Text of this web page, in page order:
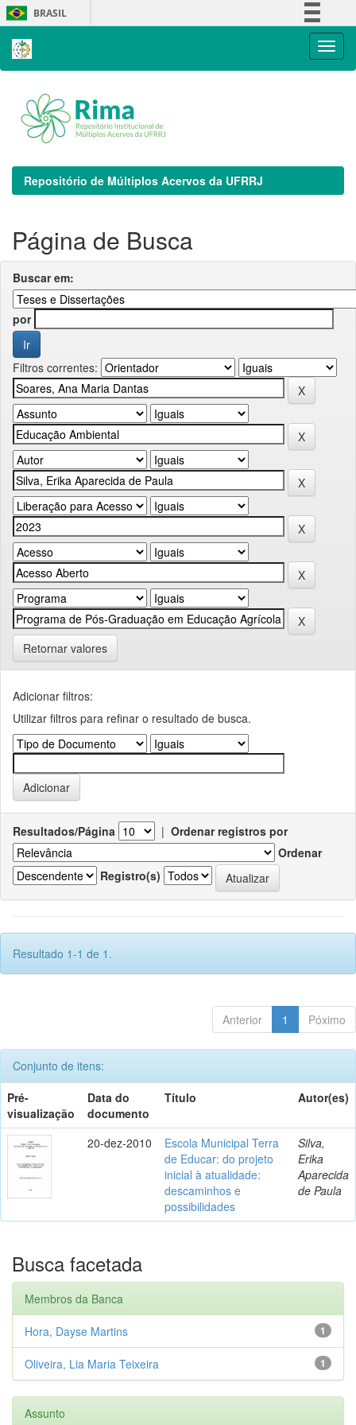
Skip
navigation
BRASIL
Repositório de Múltiplos Acervos da UFRRJ
Página de Busca
Buscar em:
por
Filtros correntes:
Retornar valores
Adicionar filtros:
Utilizar filtros para refinar o resultado de busca.
Resultados/Página | Ordenar registros por
Ordenar
Registro(s)
Resultado 1-1 de 1.
Anterior 1 Póximo
Conjunto de itens:
Pré-
visualização
Data do
documento
Título Autor(es)
20-dez-2010
Escola Municipal Terra
de Educar: do projeto
inicial à atualidade:
descaminhos e
possibilidades
Silva,
Erika
Aparecida
de Paula
Busca facetada
Membros da Banca
1
Hora, Dayse Martins
1
Oliveira, Lia Maria Teixeira
Assunto